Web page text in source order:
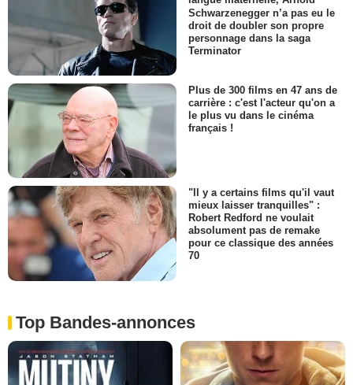
Schwarzenegger n’a pas eu le
droit de doubler son propre
personnage dans la saga
Terminator
Plus de 300 films en 47 ans de
carrière : c'est l'acteur qu'on a
le plus vu dans le cinéma
français !
"Il y a certains films qu'il vaut
mieux laisser tranquilles" :
Robert Redford ne voulait
absolument pas de remake
pour ce classique des années
70
Top Bandes-annonces